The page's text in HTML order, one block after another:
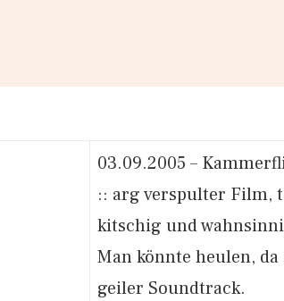
03.09.2005 –
:: arg verspulter Film,
kitschig und
Man könnte heulen,
geiler Soundtrack.